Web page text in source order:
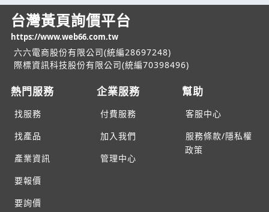
台灣黃頁詢價平台
https://www.web66.com.tw
六六電商股份有限公司(統編28697248)
際標資訊科技股份有限公司(統編70398496)
熱門服務
找服務
找產品
產業資訊
要報價
要詢價
企業服務
付費服務
加入我們
管理中心
幫助
客服中心
服務條款/隱私權
政策